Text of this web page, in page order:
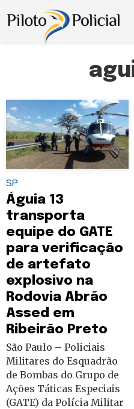
SP
Águia 13
transporta
equipe do GATE
para verificação
de artefato
explosivo na
Rodovia Abrão
Assed em
Ribeirão Preto
São Paulo – Policiais
Militares do Esquadrão
de Bombas do Grupo de
Ações Táticas Especiais
(GATE) da Polícia Militar